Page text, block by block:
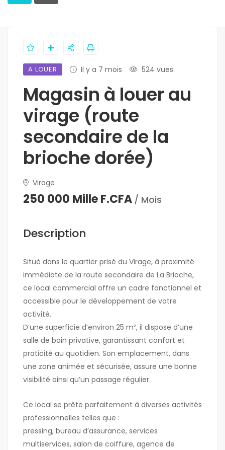
A LOUER Il y a 7 mois 524 vues
Magasin à louer au
virage (route
secondaire de la
brioche dorée)
Virage
250 000 Mille F.CFA / Mois
Description
Situé dans le quartier prisé du Virage, à proximité
immédiate de la route secondaire de La Brioche,
ce local commercial offre un cadre fonctionnel et
accessible pour le développement de votre
activité.
D’une superficie d’environ 25 m², il dispose d’une
salle de bain privative, garantissant confort et
praticité au quotidien. Son emplacement, dans
une zone animée et sécurisée, assure une bonne
visibilité ainsi qu’un passage régulier.
Ce local se prête parfaitement à diverses activités
professionnelles telles que :
pressing, bureau d’assurance, services
multiservices, salon de coiffure, agence de